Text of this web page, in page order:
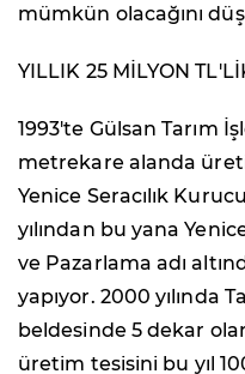
mümkün olacağını
YILLIK 25 MİLYON
1993'te Gülsan Tarım
metrekare alanda
Yenice Seracılık
yılından bu yana
ve Pazarlama adı
yapıyor. 2000 yılında
beldesinde 5 dekar
üretim tesisini bu yıl